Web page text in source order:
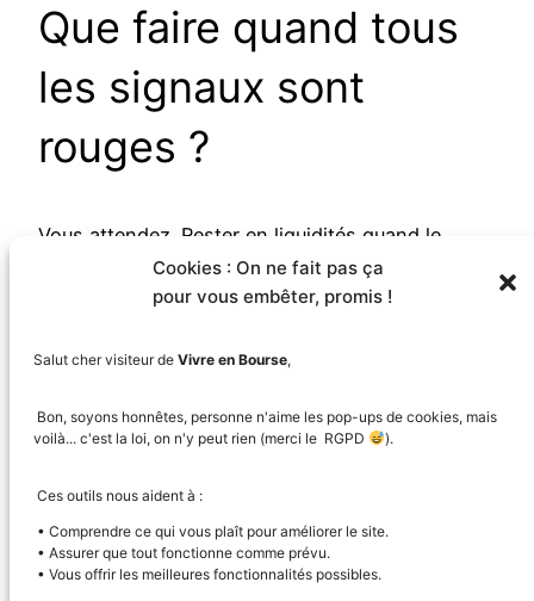
Cookies : On ne fait pas ça
pour vous embêter, promis !
Salut cher visiteur de Vivre en Bourse,
Bon, soyons honnêtes, personne n'aime les pop-ups de cookies, mais
voilà... c'est la loi, on n'y peut rien (merci le RGPD
).
Ces outils nous aident à :
• Comprendre ce qui vous plaît pour améliorer le site.
• Assurer que tout fonctionne comme prévu.
• Vous offrir les meilleures fonctionnalités possibles.
Que faire quand tous
les signaux sont
rouges ?
Vous attendez. Rester en liquidités quand le
marché est baissier n’est pas une perte — c’est
une préservation du capital. Les meilleures
corrections, pas pendant. La patience est une
estimées.
Les graphiques
fonctionnent-ils aussi